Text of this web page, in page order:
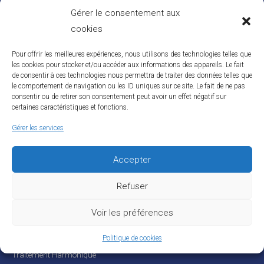
Gérer le consentement aux
cookies
Pour offrir les meilleures expériences, nous utilisons des technologies telles que
les cookies pour stocker et/ou accéder aux informations des appareils. Le fait
de consentir à ces technologies nous permettra de traiter des données telles que
le comportement de navigation ou les ID uniques sur ce site. Le fait de ne pas
consentir ou de retirer son consentement peut avoir un effet négatif sur
certaines caractéristiques et fonctions.
Gérer les services
Accepter
Refuser
Voir les préférences
Politique de cookies
PRODUITS
Filtre actif anti-harmoniques schaffner
Filtre passif anti-harmoniques schaffner
Sinexcel P5 Serie SVG
Sinexcel P5 Serie Filtres Actifs
Batterie condensateur
Traitement Harmonique